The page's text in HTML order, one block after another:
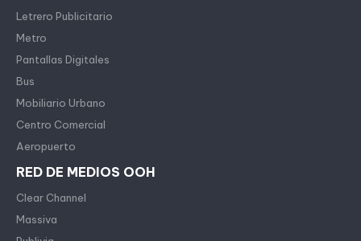
Letrero Publicitario
Metro
Pantallas Digitales
Bus
Mobiliario Urbano
Centro Comercial
Aeropuerto
RED DE MEDIOS OOH
Clear Channel
Massiva